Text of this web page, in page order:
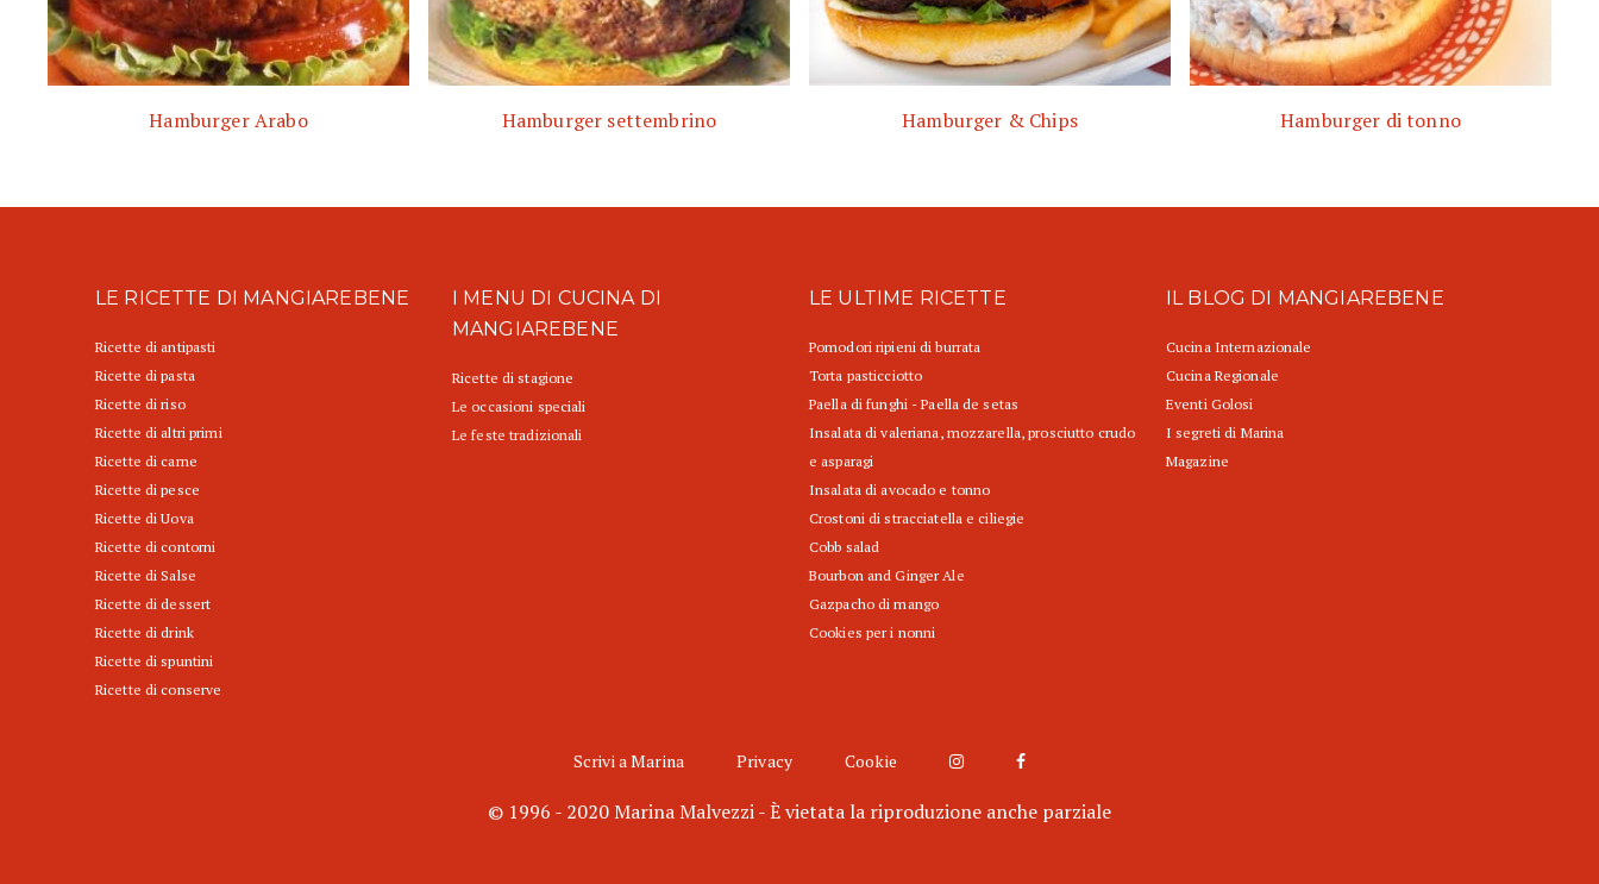
Hamburger Arabo Hamburger settembrino Hamburger & Chips Hamburger di tonno
LE RICETTE DI MANGIAREBENE
Ricette di antipasti
Ricette di pasta
Ricette di riso
Ricette di altri primi
Ricette di carne
Ricette di pesce
Ricette di Uova
Ricette di contorni
Ricette di Salse
Ricette di dessert
Ricette di drink
Ricette di spuntini
Ricette di conserve
I MENU DI CUCINA DI
MANGIAREBENE
Ricette di stagione
Le occasioni speciali
Le feste tradizionali
LE ULTIME RICETTE
Pomodori ripieni di burrata
Torta pasticciotto
Paella di funghi - Paella de setas
Insalata di valeriana, mozzarella, prosciutto crudo
e asparagi
Insalata di avocado e tonno
Crostoni di stracciatella e ciliegie
Cobb salad
Bourbon and Ginger Ale
Gazpacho di mango
Cookies per i nonni
IL BLOG DI MANGIAREBENE
Cucina Internazionale
Cucina Regionale
Eventi Golosi
I segreti di Marina
Magazine
Scrivi a Marina Privacy Cookie
© 1996 - 2020 Marina Malvezzi - È vietata la riproduzione anche parziale